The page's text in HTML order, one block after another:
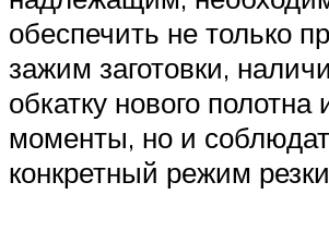
обеспечить не только
зажим заготовки,
обкатку нового
моменты, но и
конкретный режим